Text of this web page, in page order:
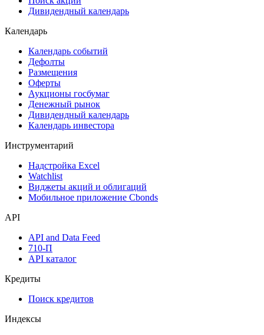
Дивидендный календарь
Календарь
Календарь событий
Дефолты
Размещения
Оферты
Аукционы госбумаг
Денежный рынок
Календарь инвестора
Инструментарий
Надстройка Excel
Мобильное приложение Cbonds
API
API and Data Feed
API каталог
Кредиты